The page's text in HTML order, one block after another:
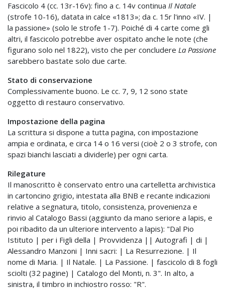
Fascicolo 4 (cc. 13r-16v): fino a c. 14v continua Il Natale
(strofe 10-16), datata in calce «1813»; da c. 15r l'inno «IV. |
la passione» (solo le strofe 1-7). Poiché di 4 carte come gli
altri, il fascicolo potrebbe aver ospitato anche le note (che
figurano solo nel 1822), visto che per concludere La Passione
sarebbero bastate solo due carte.
Stato di conservazione
Complessivamente buono. Le cc. 7, 9, 12 sono state
oggetto di restauro conservativo.
Impostazione della pagina
La scrittura si dispone a tutta pagina, con impostazione
ampia e ordinata, e circa 14 o 16 versi (cioè 2 o 3 strofe, con
spazi bianchi lasciati a dividerle) per ogni carta.
Rilegature
Il manoscritto è conservato entro una cartelletta archivistica
in cartoncino grigio, intestata alla BNB e recante indicazioni
relative a segnatura, titolo, consistenza, provenienza e
rinvio al Catalogo Bassi (aggiunto da mano seriore a lapis, e
poi ribadito da un ulteriore intervento a lapis): "Dal Pio
Istituto | per i Figli della | Provvidenza || Autografi | di |
Alessandro Manzoni | Inni sacri: | La Resurrezione. | Il
nome di Maria. | Il Natale. | La Passione. | fascicolo di 8 fogli
sciolti (32 pagine) | Catalogo del Monti, n. 3". In alto, a
sinistra, il timbro in inchiostro rosso: "R".